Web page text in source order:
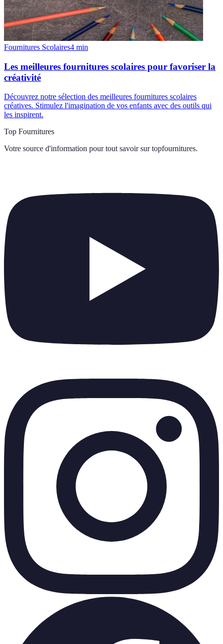
Fournitures Scolaires4 min
Les meilleures fournitures scolaires pour favoriser la
créativité
Découvrez notre sélection des meilleures fournitures scolaires
créatives. Stimulez l'imagination de vos enfants avec des outils qui
les inspirent.
Top Fournitures
Votre source d'information pour tout savoir sur topfournitures.